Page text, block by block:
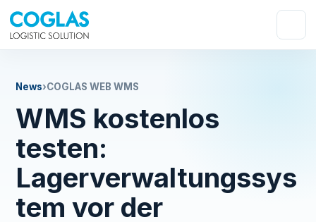
News›COGLAS WEB WMS
WMS kostenlos
testen:
Lagerverwaltungssys
tem vor der